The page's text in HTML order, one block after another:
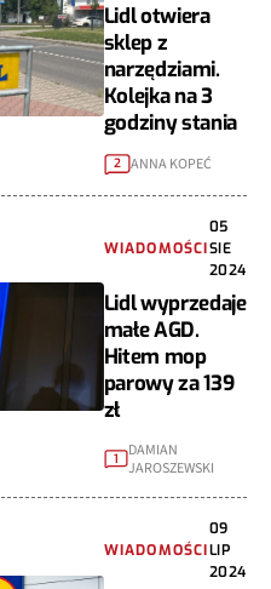
Lidl otwiera
sklep z
narzędziami.
Kolejka na 3
godziny stania
2 ANNA KOPEĆ
WIADOMOŚCI
05
SIE
2024
Lidl wyprzedaje
małe AGD.
Hitem mop
parowy za 139
zł
1
DAMIAN
JAROSZEWSKI
WIADOMOŚCI
09
LIP
2024